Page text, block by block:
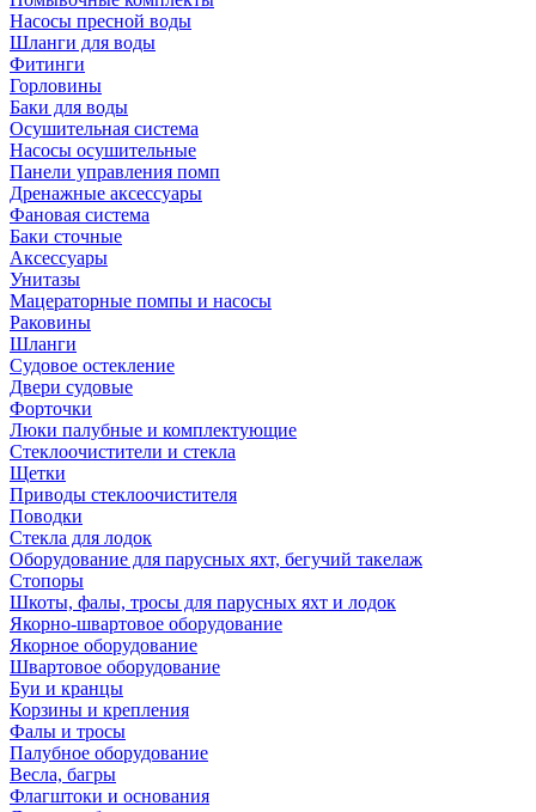
Насосы пресной воды
Шланги для воды
Фитинги
Горловины
Баки для воды
Осушительная система
Насосы осушительные
Панели управления помп
Дренажные аксессуары
Фановая система
Баки сточные
Аксессуары
Унитазы
Мацераторные помпы и насосы
Раковины
Шланги
Судовое остекление
Двери судовые
Форточки
Люки палубные и комплектующие
Стеклоочистители и стекла
Щетки
Приводы стеклоочистителя
Поводки
Стекла для лодок
Оборудование для парусных яхт, бегучий такелаж
Стопоры
Шкоты, фалы, тросы для парусных яхт и лодок
Якорно-швартовое оборудование
Якорное оборудование
Швартовое оборудование
Буи и кранцы
Корзины и крепления
Фалы и тросы
Палубное оборудование
Весла, багры
Флагштоки и основания